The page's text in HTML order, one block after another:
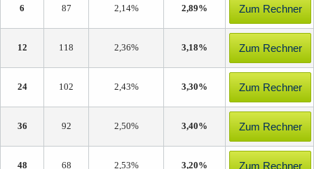
6 87 2,14% 2,89% Zum Rechner
12 118 2,36% 3,18% Zum Rechner
24 102 2,43% 3,30% Zum Rechner
36 92 2,50% 3,40% Zum Rechner
48 68 2,53% 3,20% Zum Rechner